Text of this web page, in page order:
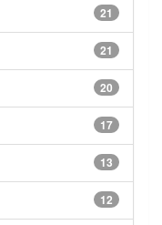
21
21
20
17
13
12